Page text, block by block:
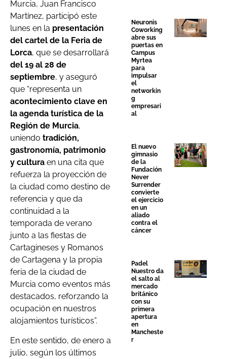
Murcia, Juan Francisco
Martínez, participó este
lunes en la presentación
del cartel de la Feria de
Lorca, que se desarrollará
del 19 al 28 de
septiembre, y aseguró
que “representa un
acontecimiento clave en
la agenda turística de la
Región de Murcia,
uniendo tradición,
gastronomía, patrimonio
y cultura en una cita que
refuerza la proyección de
la ciudad como destino de
referencia y que da
continuidad a la
temporada de verano
junto a las fiestas de
Cartagineses y Romanos
de Cartagena y la propia
feria de la ciudad de
Murcia como eventos más
destacados, reforzando la
ocupación en nuestros
alojamientos turísticos”.
En este sentido, de enero a
julio, según los últimos
Neuronis
Coworking
abre sus
puertas en
Campus
Myrtea
para
impulsar
el
networkin
g
empresari
al
El nuevo
gimnasio
de la
Fundación
Never
Surrender
convierte
el ejercicio
en un
aliado
contra el
cáncer
Padel
Nuestro da
el salto al
mercado
británico
con su
primera
apertura
en
Mancheste
r